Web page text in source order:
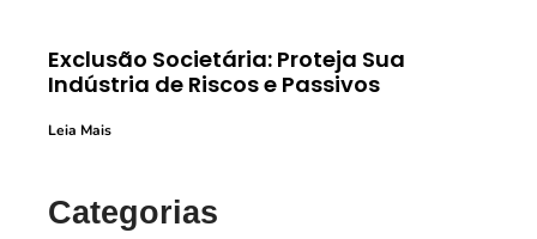
Exclusão Societária: Proteja Sua
Indústria de Riscos e Passivos
Leia Mais
Categorias